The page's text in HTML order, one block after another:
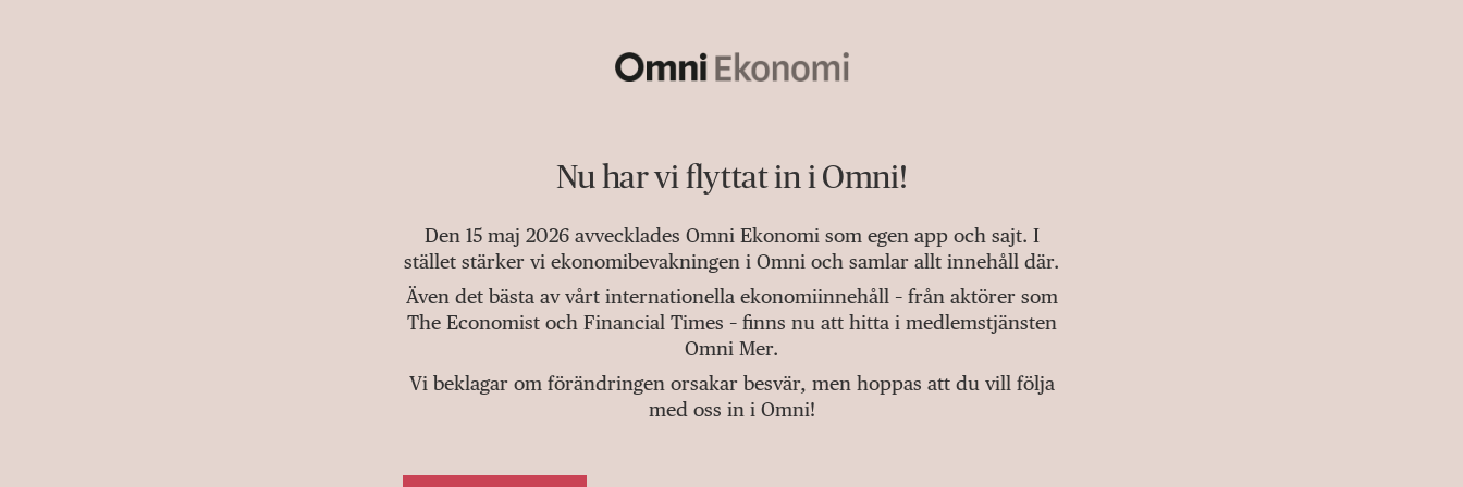
Nu har vi flyttat in i Omni!
Den 15 maj 2026 avvecklades Omni Ekonomi som egen app och sajt. I
stället stärker vi ekonomibevakningen i Omni och samlar allt innehåll där.
Även det bästa av vårt internationella ekonomiinnehåll – från aktörer som
The Economist och Financial Times – finns nu att hitta i medlemstjänsten
Omni Mer.
Vi beklagar om förändringen orsakar besvär, men hoppas att du vill följa
med oss in i Omni!